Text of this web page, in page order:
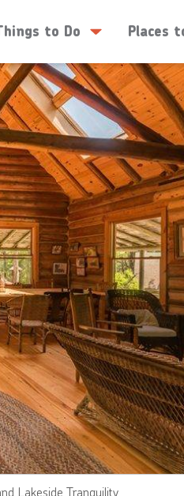
to Do
Places
Lakeside Tranquility